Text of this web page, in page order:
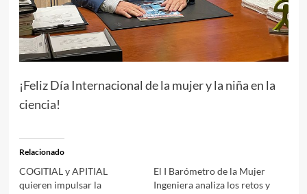
¡Feliz Día Internacional de la mujer y la niña en la
ciencia!
Relacionado
COGITIAL y APITIAL
quieren impulsar la
El I Barómetro de la Mujer
Ingeniera analiza los retos y